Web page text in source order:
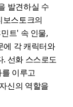
발견하실 수
스토크의
트' 속 인물,
에 각 캐릭터와
. 선화 스스로도
이루고
신의 역할을